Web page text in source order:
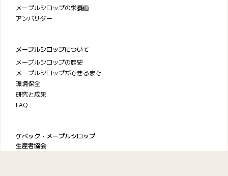
メープルシロップの栄養価
アンバサダー
メープルシロップについて
メープルシロップの歴史
メープルシロップができるまで
環境保全
研究と成果
FAQ
ケベック・メープルシロップ
生産者協会